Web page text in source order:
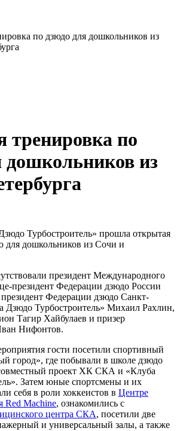
по дзюдо для дошкольников из
тренировка по
дошкольников из
Турбостроитель» прошла открытая
для дошкольников из Сочи и
президент Международного
президент Федерации дзюдо России
Федерации дзюдо Санкт-
Дзюдо Турбостроитель» Михаил Рахлин,
Тагир Хайбулаев и призер
Нифонтов.
гости посетили спортивный
город», где побывали в школе дзюдо
проект ХК СКА и «Клуба
Затем юные спортсмены и их
себя в роли хоккеистов в Центре
Red Machine, ознакомились с
центра СКА, посетили две
и универсальный залы, а также